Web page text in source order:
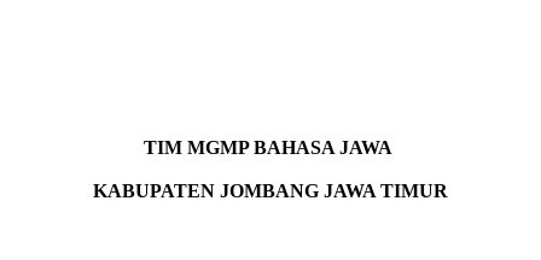
TIM MGMP BAHASA JAWA
KABUPATEN JOMBANG JAWA TIMUR